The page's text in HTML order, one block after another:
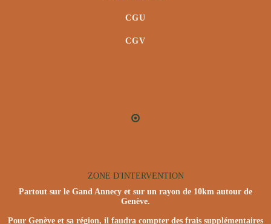
CGU
CGV
ZONE D'INTERVENTION
Partout sur le Gand Annecy et sur un rayon de 10km autour de
Genève.
Pour Genève et sa région, il faudra compter des frais supplémentaires